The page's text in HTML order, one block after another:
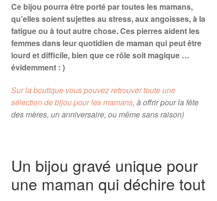
Ce bijou pourra être porté par toutes les mamans,
qu’elles soient sujettes au stress, aux angoisses, à la
fatigue ou à tout autre chose. Ces pierres aident les
femmes dans leur quotidien de maman qui peut être
lourd et difficile, bien que ce rôle soit magique …
évidemment : )
Sur la boutique vous pouvez retrouver toute une
sélection de bijou pour les mamans, à offrir pour la fête
des mères, un anniversaire, ou même sans raison)
Un bijou gravé unique pour
une maman qui déchire tout